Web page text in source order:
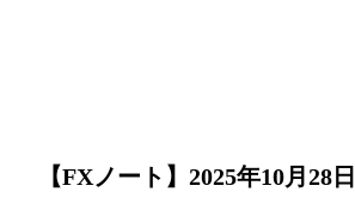
【FXノート】2025年10月28日